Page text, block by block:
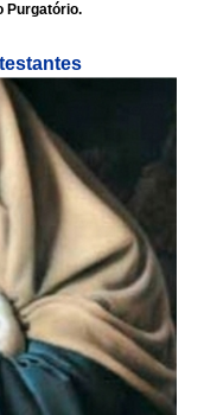
Purgatório.